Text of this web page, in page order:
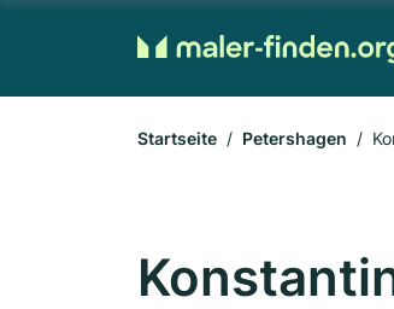
Startseite Petershagen